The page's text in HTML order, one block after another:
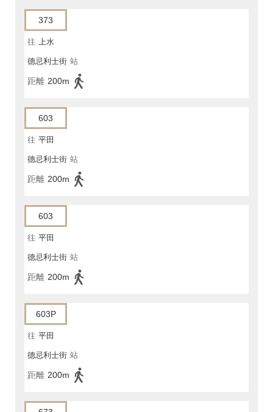
373
往 上水
德忌利士街 站
距離 200m
603
往 平田
德忌利士街 站
距離 200m
603
往 平田
德忌利士街 站
距離 200m
603P
往 平田
德忌利士街 站
距離 200m